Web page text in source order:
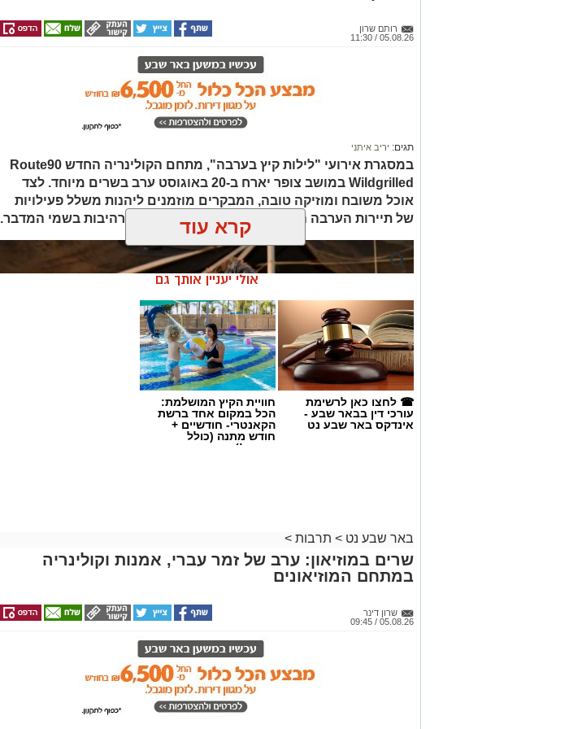
רותם שרון
05.08.26 / 11:30
תגים: יריב איתני
במסגרת אירועי "לילות קיץ בערבה", מתחם הקולינריה החדש Route90
Wildgrilled במושב צופר יארח ב-20 באוגוסט ערב בשרים מיוחד. לצד
אוכל משובח ומוזיקה טובה, המבקרים מוזמנים ליהנות משלל פעילויות
של תיירות הערבה התיכונה, ובהן תצפיות כוכבים מרהיבות בשמי המדבר.
שף יריב איתני, הבעלים של מעדניית "Route 90" המוכרת מצוקים, משיק בימים אלו
את "Route90 Wildgrilled" – מתחם אירועים קולינרי חדש הממוקם במיקום פסטורלי
קרא עוד
אולי יעניין אותך גם
☎ לחצו כאן לרשימת
עורכי דין בבאר שבע -
אינדקס באר שבע נט
חוויית הקיץ המושלמת:
הכל במקום אחד ברשת
הקאנטרי- חודשיים +
חודש מתנה (כולל
החגים!)
באר שבע נט > תרבות >
שרים במוזיאון: ערב של זמר עברי, אמנות וקולינריה
במתחם המוזיאונים
שרון דינר
05.08.26 / 09:45